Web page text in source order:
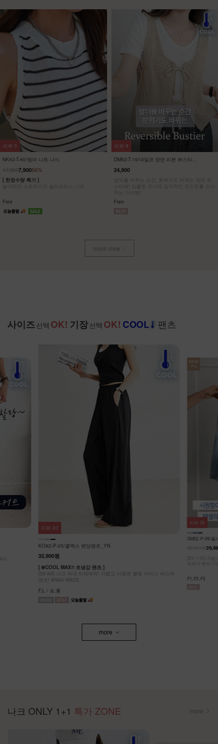
DM62-P-08/븐투 리오셀 사이드절개팬
15%
38,90032,900
[S-2XL] 베스트셀러 핏 그대로 더 가벼워진 여
름 리오셀 와이드 팬츠!
전정복 팬츠
S,M,L,XL,2XL / 숏,기본,롱
리뷰 605
NK62-PI-16/디슬 쿨링 올밴딩 팬츠
15,90014,790
[ ❄️무중력 아이스 팬츠! ]
[55-88] 나크에서 야심차게 준비한! 체감무게 0
F,L / 기본,롱
리뷰 43
more view
사이즈 선택 OK! 기장선택 OK! COOL 팬츠
DM52-P-09/몰더 텐셀 반바지
28,900원
[55~110] 가볍고 시원해!하루 종일 시원하고 편한 COOL 핀턱
버뮤다 팬츠/기장 선택
F1,F2,F3
리뷰 33
DM52-P-28/데
[S~3XL] 숏,기
리뷰 9
more
나크 ONLY 1+1 특가 ZONE more